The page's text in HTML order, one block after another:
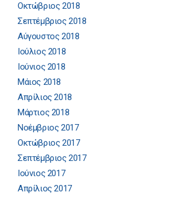
Οκτώβριος 2018
Σεπτέμβριος 2018
Αύγουστος 2018
Ιούλιος 2018
Ιούνιος 2018
Μάιος 2018
Απρίλιος 2018
Μάρτιος 2018
Νοέμβριος 2017
Οκτώβριος 2017
Σεπτέμβριος 2017
Ιούνιος 2017
Απρίλιος 2017